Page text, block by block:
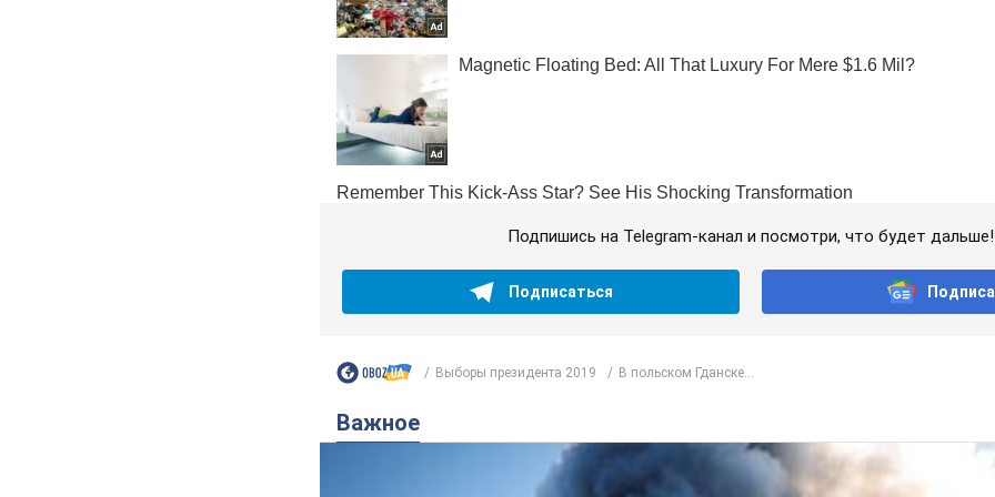
Подпишись на Telegram-канал и посмотри, что будет дальше!
Подписаться
Выборы президента 2019 В польском Гданске...
Важное